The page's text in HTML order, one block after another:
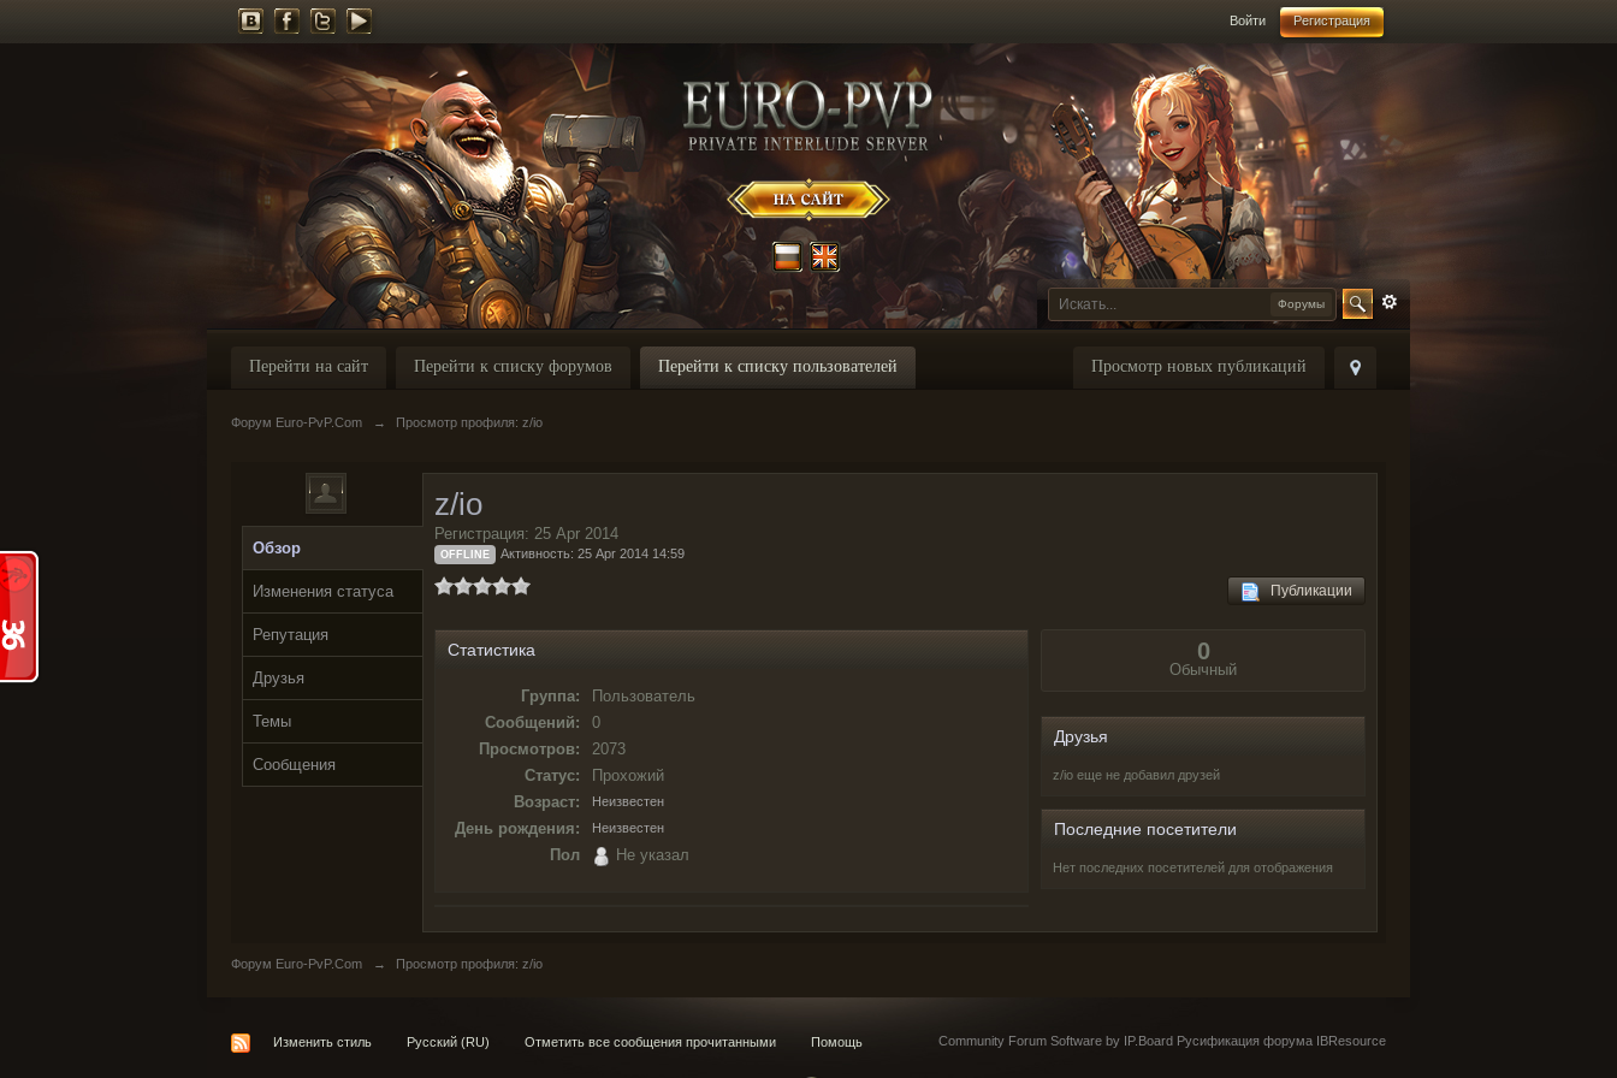
Войти Регистрация
Форумы
Просмотр новых публикаций
Перейти на сайт Перейти к списку форумов Перейти к списку пользователей
Форум Euro-PvP.Com → Просмотр профиля: z/io
Обзор
Изменения статуса
Репутация
Друзья
Темы
Сообщения
z/io
Регистрация: 25 Apr 2014
OFFLINE Активность: 25 Apr 2014 14:59
Публикации
Статистика
Группа:
Пользователь
Сообщений:
0
Просмотров:
2073
Статус:
Прохожий
Возраст:
Неизвестен
День рождения: Неизвестен
Пол Не указал
0
Обычный
Друзья
z/io еще не добавил друзей
Последние посетители
Нет последних посетителей для отображения
Форум Euro-PvP.Com → Просмотр профиля: z/io
Изменить стиль Русский (RU) Отметить все сообщения прочитанными Помощь Community Forum Software by IP.Board Русификация форума IBResource